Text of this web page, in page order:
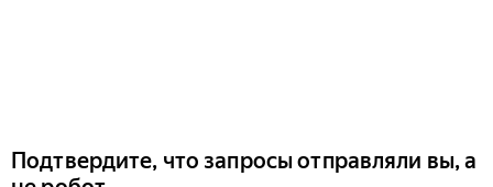
Подтвердите, что запросы отправляли вы, а